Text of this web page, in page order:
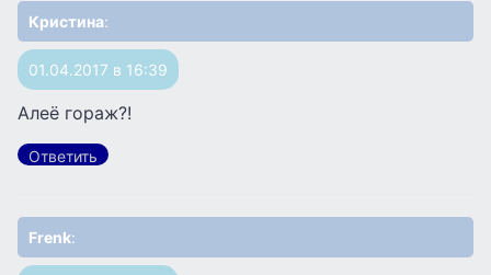
Кристина:
01.04.2017 в 16:39
Алеё гораж?!
Ответить
Frenk: